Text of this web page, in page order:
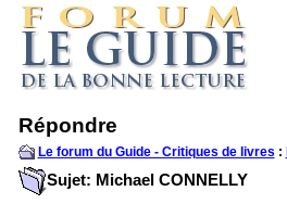
Répondre
Le forum du Guide - Critiques de livres :
Sujet: Michael CONNELLY